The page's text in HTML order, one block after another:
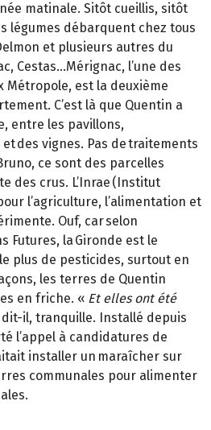
matinale. Sitôt cueillis, sitôt
légumes débarquent chez tous
et plusieurs autres du
Cestas…Mérignac, l’une des
Métropole, est la deuxième
C’est là que Quentin a
entre les pavillons,
des vignes. Pas de traitements
ce sont des parcelles
des crus. L’ Inrae (Institut
l’agriculture, l’alimentation et
Ouf, car selon
Futures, la Gironde est le
plus de pesticides, surtout en
les terres de Quentin
en friche. « Et elles ont été
dit-il, tranquille. Installé depuis
l’appel à candidatures de
installer un maraîcher sur
communales pour alimenter